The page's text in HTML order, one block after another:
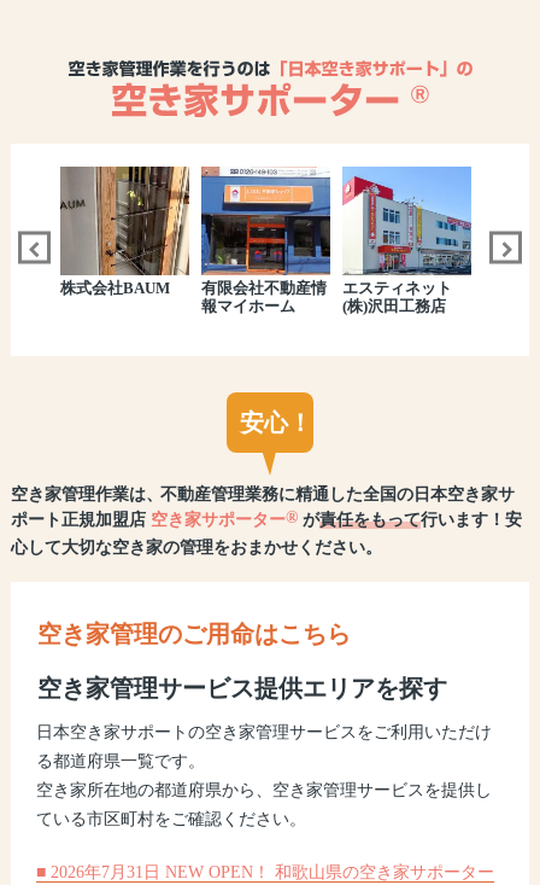
河内長野ガス株式
株式会社ウェルテ
ック
株式会社七保
安心！
空き家管理作業は、不動産管理業務に精通した全国の日本空き家サ
ポート正規加盟店 空き家サポーター®が責任をもって行います！安
心して大切な空き家の管理をおまかせください。
空き家管理のご用命はこちら
空き家管理サービス提供エリアを探す
日本空き家サポートの空き家管理サービスをご利用いただけ
る都道府県一覧です。
空き家所在地の都道府県から、空き家管理サービスを提供し
ている市区町村をご確認ください。
■ 2026年7月31日 NEW OPEN！ 和歌山県の空き家サポーター